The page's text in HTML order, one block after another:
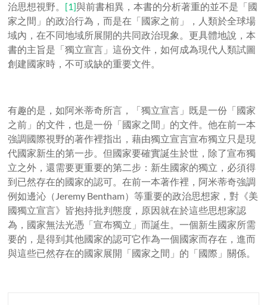
治思想視野。 [1]與前書相異，本書的分析著重的並不是「國
家之間」的政治行為，而是在「國家之前」，人類於全球場
域內，在不同地域所展開的共同政治現象。更具體地說，本
書的主旨是「獨立宣言」這份文件，如何成為現代人類試圖
創建國家時，不可或缺的重要文件。
有趣的是，如阿米蒂奇所言，「獨立宣言」既是一份「國家
之前」的文件，也是一份「國家之間」的文件。他在前一本
強調國際視野的著作裡指出，藉由獨立宣言宣布獨立只是現
代國家新生的第一步。但國家要確實誕生於世，除了宣布獨
立之外，還需要更重要的第二步：新生國家的獨立，必須得
到已然存在的國家的認可。在前一本著作裡，阿米蒂奇強調
例如邊沁（Jeremy Bentham）等重要的政治思想家，對《美
國獨立宣言》皆抱持批判態度，原因就在於這些思想家認
為，國家無法光憑「宣布獨立」而誕生。一個新生國家所需
要的，是得到其他國家的認可它作為一個國家而存在，進而
與這些已然存在的國家展開「國家之間」的「國際」關係。